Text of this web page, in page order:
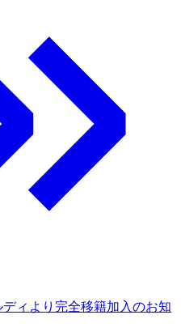
ィより完全移籍加入のお知